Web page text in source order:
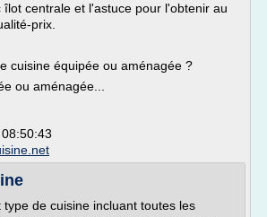
îlot centrale et l'astuce pour l'obtenir au
prix.
cuisine équipée ou aménagée ?
ou aménagée...
type de cuisine incluant toutes les